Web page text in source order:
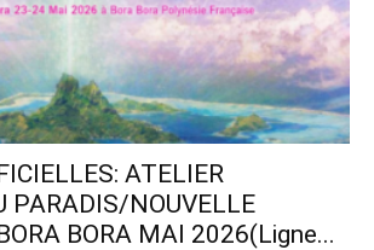
ATELIER
PARADIS/NOUVELLE
BORA MAI 2026(Ligne...